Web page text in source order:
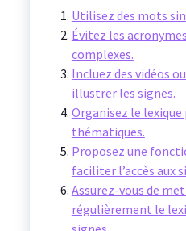
Utilisez des mots
Évitez les
complexes.
Incluez des vidéos
illustrer les signes.
Organisez le
thématiques.
Proposez une
faciliter l’accès aux
Assurez-vous de
régulièrement le